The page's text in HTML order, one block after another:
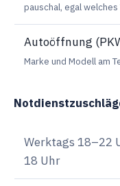
pauschal, egal
Autoöffnung
Marke und Modell am
Werktags 18–22
18 Uhr